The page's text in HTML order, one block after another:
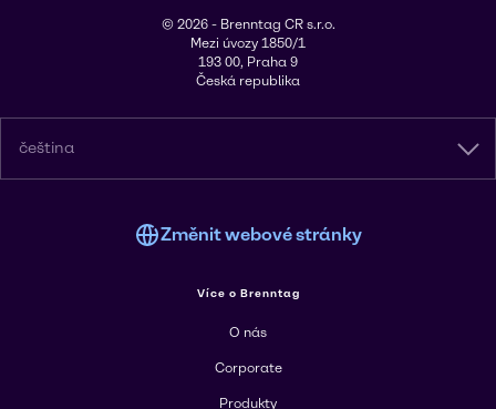
© 2026 - Brenntag CR s.r.o.
Mezi úvozy 1850/1
193 00, Praha 9
Česká republika
čeština
Změnit webové stránky
Více o Brenntag
O nás
Corporate
Produkty